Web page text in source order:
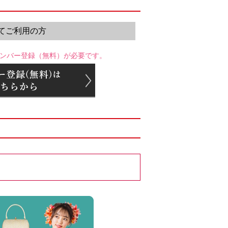
ご利用の方
バー登録（無料）が必要です。